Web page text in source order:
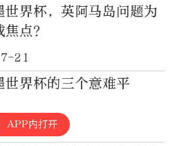
世界杯，英阿马岛问题为
点？
21
世界杯的三个意难平
20
APP内打开